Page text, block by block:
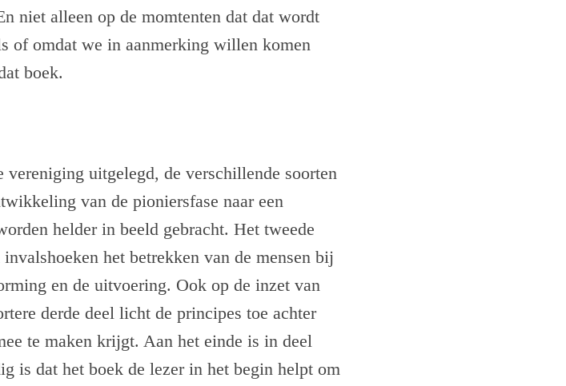
niet alleen op de momtenten dat dat wordt
of omdat we in aanmerking willen komen
boek.
uitgelegd, de verschillende soorten
van de pioniersfase naar een
helder in beeld gebracht. Het tweede
het betrekken van de mensen bij
en de uitvoering. Ook op de inzet van
derde deel licht de principes toe achter
te maken krijgt. Aan het einde is in deel
is dat het boek de lezer in het begin helpt om